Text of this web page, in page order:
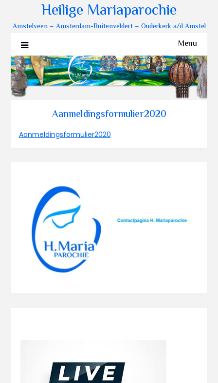
Heilige Mariaparochie
Amstelveen – Amsterdam-Buitenveldert – Ouderkerk a/d Amstel
Menu
Aanmeldingsformulier2020
Aanmeldingsformulier2020